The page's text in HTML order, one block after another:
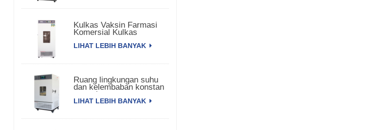
Kulkas Vaksin Farmasi
Komersial Kulkas
LIHAT LEBIH BANYAK
Ruang lingkungan suhu
dan kelembaban konstan
satu pintu
LIHAT LEBIH BANYAK